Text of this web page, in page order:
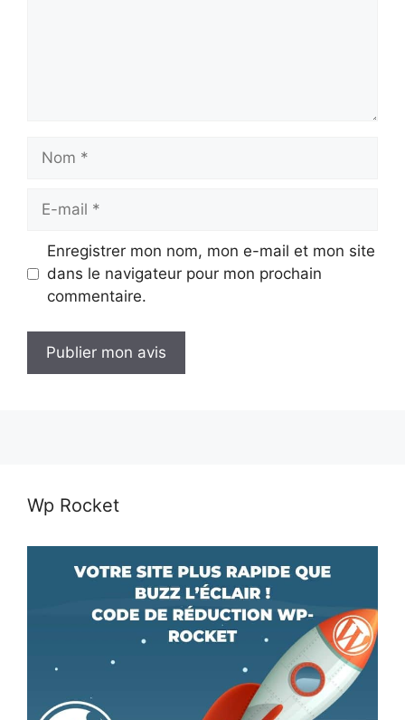
Nom
Enregistrer mon nom, mon e-mail et mon site
dans le navigateur pour mon prochain
commentaire.
Wp Rocket